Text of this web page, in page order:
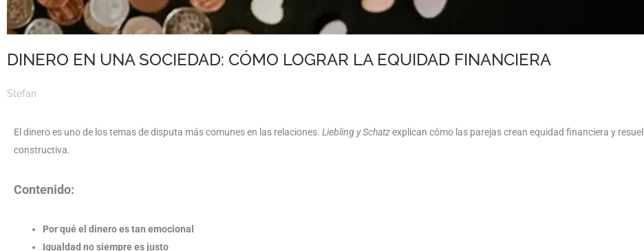
DINERO EN UNA SOCIEDAD: CÓMO LOGRAR LA EQUIDAD FINANCIERA
Stefan
El dinero es uno de los temas de disputa más comunes en las relaciones. Liebling y Schatzexplican cómo las parejas crean equidad financiera y
constructiva.
Contenido:
Por qué el dinero es tan emocional
Igualdad no siempre es justo